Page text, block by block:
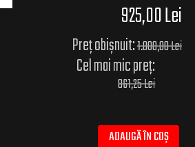
925,00 Lei
Preț obișnuit:1.000,00 Lei
Cel mai mic preț:
861,25 Lei
ADAUGĂ ÎN COȘ